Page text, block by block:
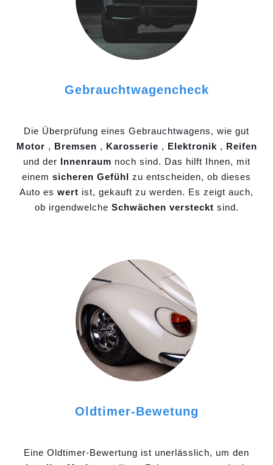
Gebrauchtwagencheck
Die Überprüfung eines Gebrauchtwagens, wie gut
Motor , Bremsen , Karosserie , Elektronik , Reifen
und der Innenraum noch sind. Das hilft Ihnen, mit
einem sicheren Gefühl zu entscheiden, ob dieses
Auto es wert ist, gekauft zu werden. Es zeigt auch,
ob irgendwelche Schwächen versteckt sind.
Oldtimer-Bewetung
Eine Oldtimer-Bewertung ist unerlässlich, um den